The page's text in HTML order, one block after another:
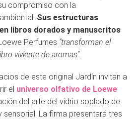
compromiso con la
Sus estructuras
libros dorados y manuscritos
Perfumes "transforman el
viviente de aromas".
de este original Jardín invitan a
el universo olfativo de Loewe
del arte del vidrio soplado de
sensorial. La firma presentará tres